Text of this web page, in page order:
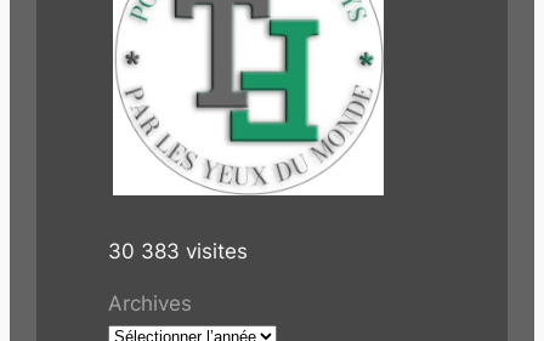
30 383 visites
Archives